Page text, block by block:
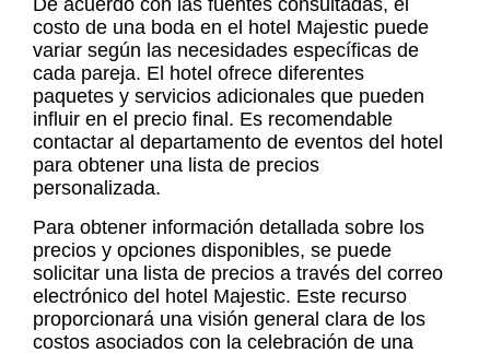
De acuerdo con las fuentes consultadas, el
costo de una boda en el hotel Majestic puede
variar según las necesidades específicas de
cada pareja. El hotel ofrece diferentes
paquetes y servicios adicionales que pueden
influir en el precio final. Es recomendable
contactar al departamento de eventos del hotel
para obtener una lista de precios
personalizada.
Para obtener información detallada sobre los
precios y opciones disponibles, se puede
solicitar una lista de precios a través del correo
electrónico del hotel Majestic. Este recurso
proporcionará una visión general clara de los
costos asociados con la celebración de una